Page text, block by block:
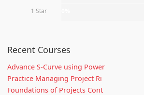
1 Star
Recent Courses
Advance S-Curve using Power
Practice Managing Project Ri
Foundations of Projects Cont